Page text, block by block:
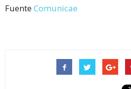
FuenteComunicae